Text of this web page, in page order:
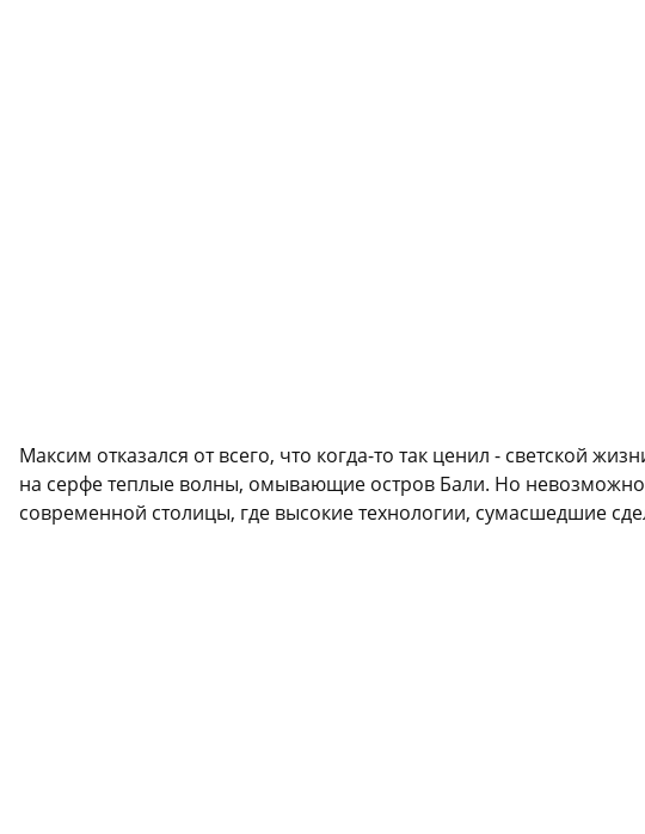
Максим отказался от всего, что когда-то так ценил - светской
на серфе теплые волны, омывающие остров Бали. Но
современной столицы, где высокие технологии, сумасшедшие